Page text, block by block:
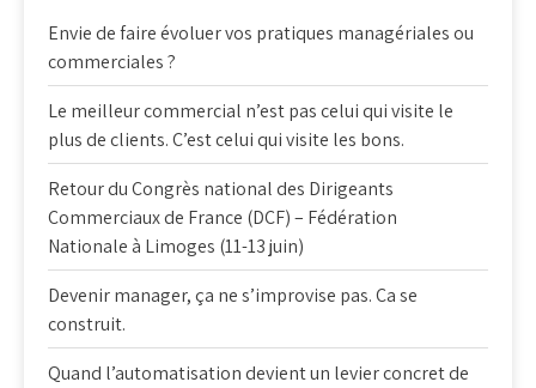
Envie de faire évoluer vos pratiques managériales ou
commerciales ?
Le meilleur commercial n’est pas celui qui visite le
plus de clients. C’est celui qui visite les bons.
Retour du Congrès national des Dirigeants
Commerciaux de France (DCF) – Fédération
Nationale à Limoges (11-13 juin)
Devenir manager, ça ne s’improvise pas. Ca se
construit.
Quand l’automatisation devient un levier concret de